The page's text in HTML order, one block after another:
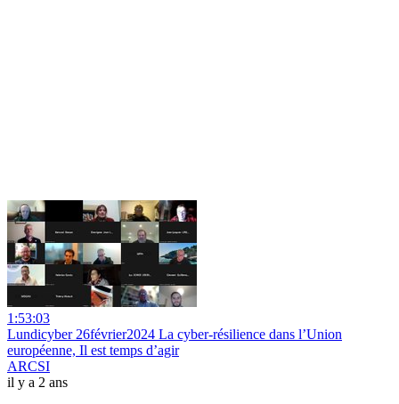
1:53:03
Lundicyber 26février2024 La cyber-résilience dans l’Union
européenne, Il est temps d’agir
ARCSI
il y a 2 ans